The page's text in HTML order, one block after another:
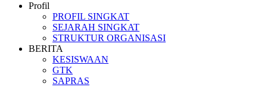
Profil
PROFIL SINGKAT
SEJARAH SINGKAT
STRUKTUR ORGANISASI
BERITA
KESISWAAN
GTK
SAPRAS